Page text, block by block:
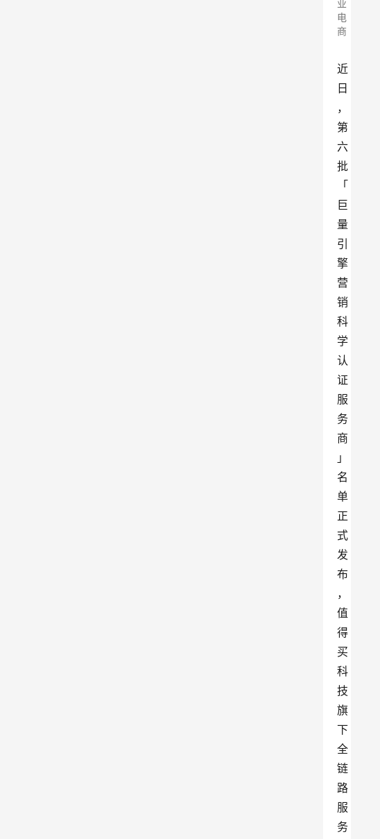
业
电
商
近
日
，
第
六
批
「
巨
量
引
擎
营
销
科
学
认
证
服
务
商
」
名
单
正
式
发
布
，
值
得
买
科
技
旗
下
全
链
路
服
务